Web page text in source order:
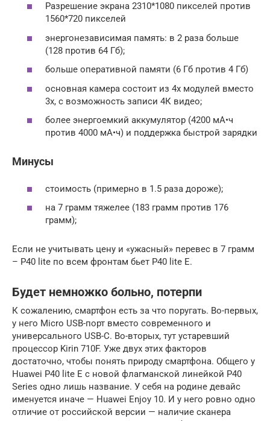
Разрешение экрана 2310*1080 пикселей против
1560*720 пикселей
энергонезависимая память: в 2 раза больше
(128 против 64 Гб);
больше оперативной памяти (6 Гб против 4 Гб)
основная камера состоит из 4х модулей вместо
3х, с возможность записи 4К видео;
более энергоемкий аккумулятор (4200 мА•ч
против 4000 мА•ч) и поддержка быстрой зарядки
Минусы
стоимость (примерно в 1.5 раза дороже);
на 7 грамм тяжелее (183 грамм против 176
грамм);
Если не учитывать цену и «ужасный» перевес в 7 грамм
– P40 lite по всем фронтам бьет P40 lite E.
Будет немножко больно, потерпи
К сожалению, смартфон есть за что поругать. Во-первых,
у него Micro USB-порт вместо современного и
универсального USB-C. Во-вторых, тут устаревший
процессор Kirin 710F. Уже двух этих факторов
достаточно, чтобы понять природу смартфона. Общего у
Huawei P40 lite E с новой флагманской линейкой P40
Series одно лишь название. У себя на родине девайс
именуется иначе — Huawei Enjoy 10. И у него ровно одно
отличие от российской версии — наличие сканера